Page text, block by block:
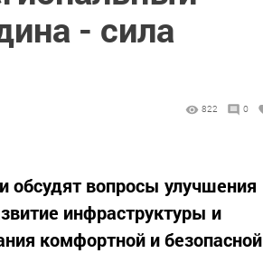
- сила
822 0
обсудят вопросы улучшения
инфраструктуры и
комфортной и безопасной